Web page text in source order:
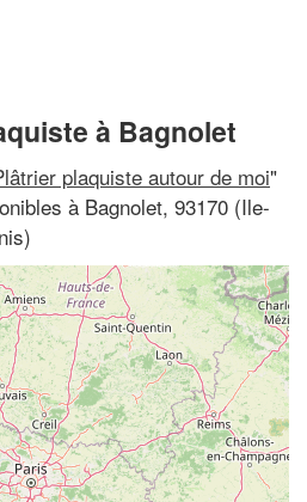
à Bagnolet
plaquiste autour de moi"
à Bagnolet, 93170 (Ile-